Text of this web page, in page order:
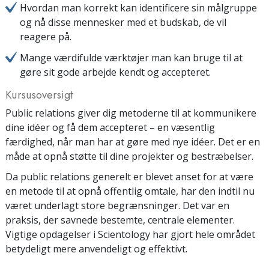
Hvordan man korrekt kan identificere sin målgruppe
og nå disse mennesker med et budskab, de vil
reagere på.
Mange værdifulde værktøjer man kan bruge til at
gøre sit gode arbejde kendt og accepteret.
Kursusoversigt
Public relations giver dig metoderne til at kommunikere
dine idéer og få dem accepteret – en væsentlig
færdighed, når man har at gøre med nye idéer. Det er en
måde at opnå støtte til dine projekter og bestræbelser.
Da public relations generelt er blevet anset for at være
en metode til at opnå offentlig omtale, har den indtil nu
været underlagt store begrænsninger. Det var en
praksis, der savnede bestemte, centrale elementer.
Vigtige opdagelser i Scientology har gjort hele området
betydeligt mere anvendeligt og effektivt.